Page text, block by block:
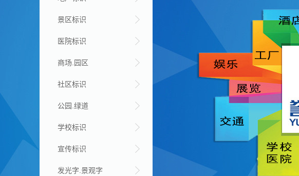
景区标识
医院标识
商场.园区
社区标识
公园.绿道
学校标识
宣传标识
发光字.景观字
厂区展示
营业执照